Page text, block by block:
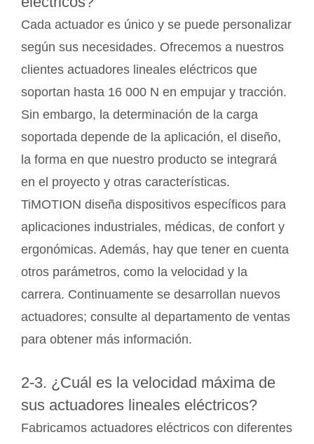
Cada actuador es único y se puede personalizar
según sus necesidades. Ofrecemos a nuestros
clientes actuadores lineales eléctricos que
soportan hasta 16 000 N en empujar y tracción.
Sin embargo, la determinación de la carga
soportada depende de la aplicación, el diseño,
la forma en que nuestro producto se integrará
en el proyecto y otras características.
TiMOTION diseña dispositivos específicos para
aplicaciones industriales, médicas, de confort y
ergonómicas. Además, hay que tener en cuenta
otros parámetros, como la velocidad y la
carrera. Continuamente se desarrollan nuevos
actuadores; consulte al departamento de ventas
para obtener más información.
2-3. ¿Cuál es la velocidad máxima de
sus actuadores lineales eléctricos?
Fabricamos actuadores eléctricos con diferentes